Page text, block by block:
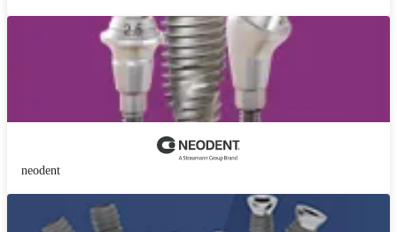
neodent